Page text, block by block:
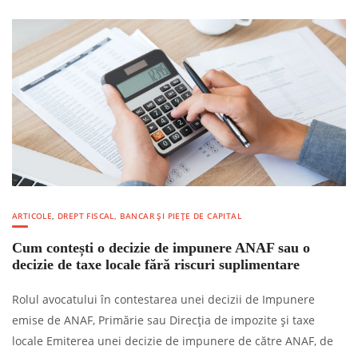
ARTICOLE, DREPT FISCAL, BANCAR ȘI PIEȚE DE CAPITAL
Cum contești o decizie de impunere ANAF sau o
decizie de taxe locale fără riscuri suplimentare
Rolul avocatului în contestarea unei decizii de Impunere
emise de ANAF, Primărie sau Direcția de impozite și taxe
locale Emiterea unei decizie de impunere de către ANAF, de